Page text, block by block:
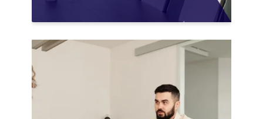
TRANSMISSION DES